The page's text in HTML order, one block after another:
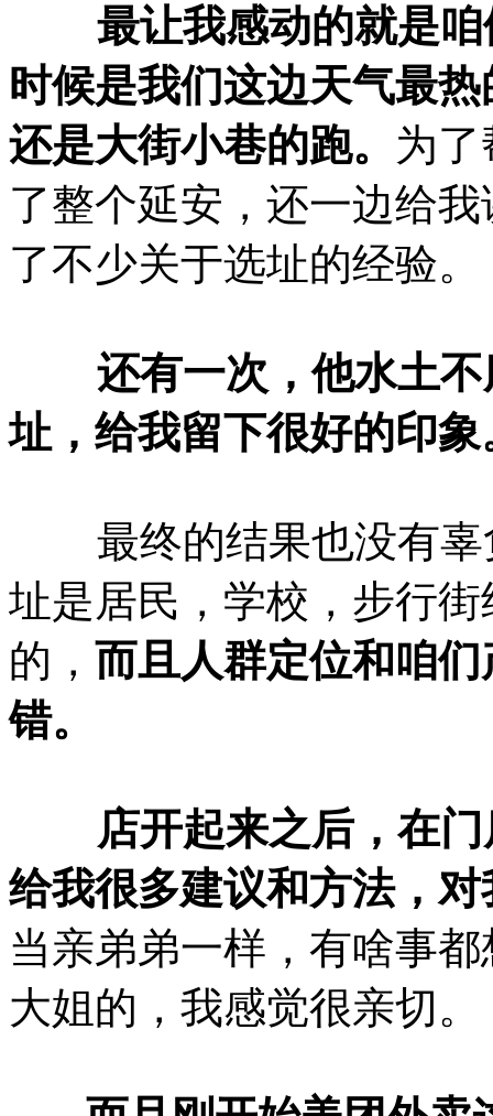
最让我感动的就是咱
时候是我们这边天气最
还是大街小巷的跑。 为
了整个延安，还一边给
了不少关于选址的经验。
还有一次，他水土不
址，给我留下很好的印象
最终的结果也没有辜
址是居民，学校，步行
的， 而且人群定位和咱
错。
店开起来之后，在门
给我很多建议和方法，
当亲弟弟一样，有啥事
大姐的，我感觉很亲切。